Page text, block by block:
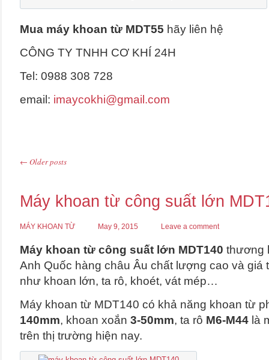
Mua máy khoan từ MDT55 hãy liên hệ
CÔNG TY TNHH CƠ KHÍ 24H
Tel: 0988 308 728
email: imaycokhi@gmail.com
← Older posts
Máy khoan từ công suất lớn
MÁY KHOAN TỪ May 9, 2015 Leave a comment
Máy khoan từ công suất lớn MDT140 thương
Anh Quốc hàng châu Âu chất lượng cao và giá
như khoan lớn, ta rô, khoét, vát mép…
Máy khoan từ MDT140 có khả năng khoan từ
140mm, khoan xoắn 3-50mm, ta rô M6-M44 là
trên thị trường hiện nay.